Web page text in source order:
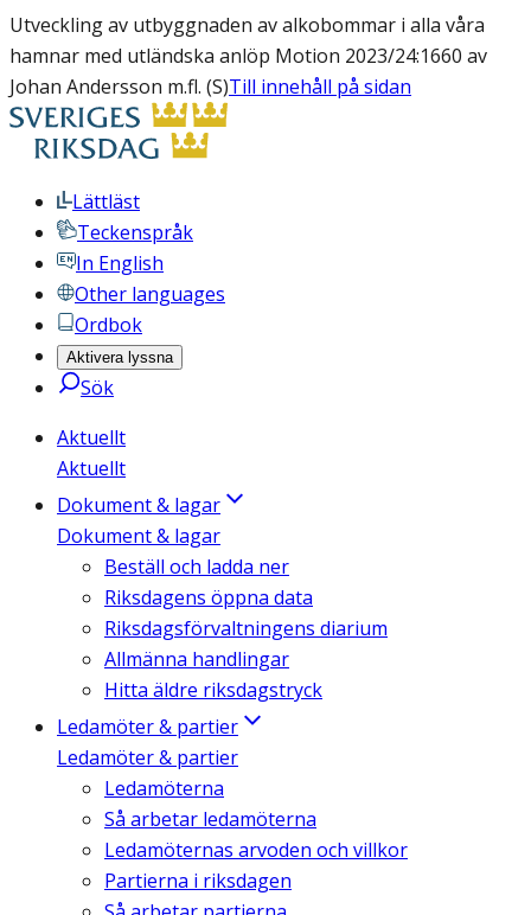
Utveckling av utbyggnaden av alkobommar i alla våra
hamnar med utländska anlöp Motion 2023/24:1660 av
Johan Andersson m.fl. (S)Till innehåll på sidan
Lättläst
Teckenspråk
In English
Other languages
Ordbok
Aktivera lyssna
Sök
Aktuellt
Aktuellt
Dokument & lagar
Dokument & lagar
Beställ och ladda ner
Riksdagens öppna data
Riksdagsförvaltningens diarium
Allmänna handlingar
Hitta äldre riksdagstryck
Ledamöter & partier
Ledamöter & partier
Ledamöterna
Så arbetar ledamöterna
Ledamöternas arvoden och villkor
Partierna i riksdagen